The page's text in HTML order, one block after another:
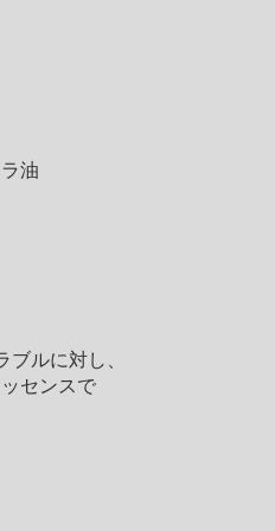
油
ルに対し、
センスで